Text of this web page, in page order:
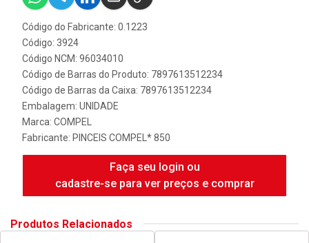
Código do Fabricante: 0.1223
Código: 3924
Código NCM: 96034010
Código de Barras do Produto: 7897613512234
Código de Barras da Caixa: 7897613512234
Embalagem: UNIDADE
Marca: COMPEL
Fabricante: PINCEIS COMPEL* 850
Faça seu login ou
cadastre-se para ver preços e comprar
Produtos Relacionados